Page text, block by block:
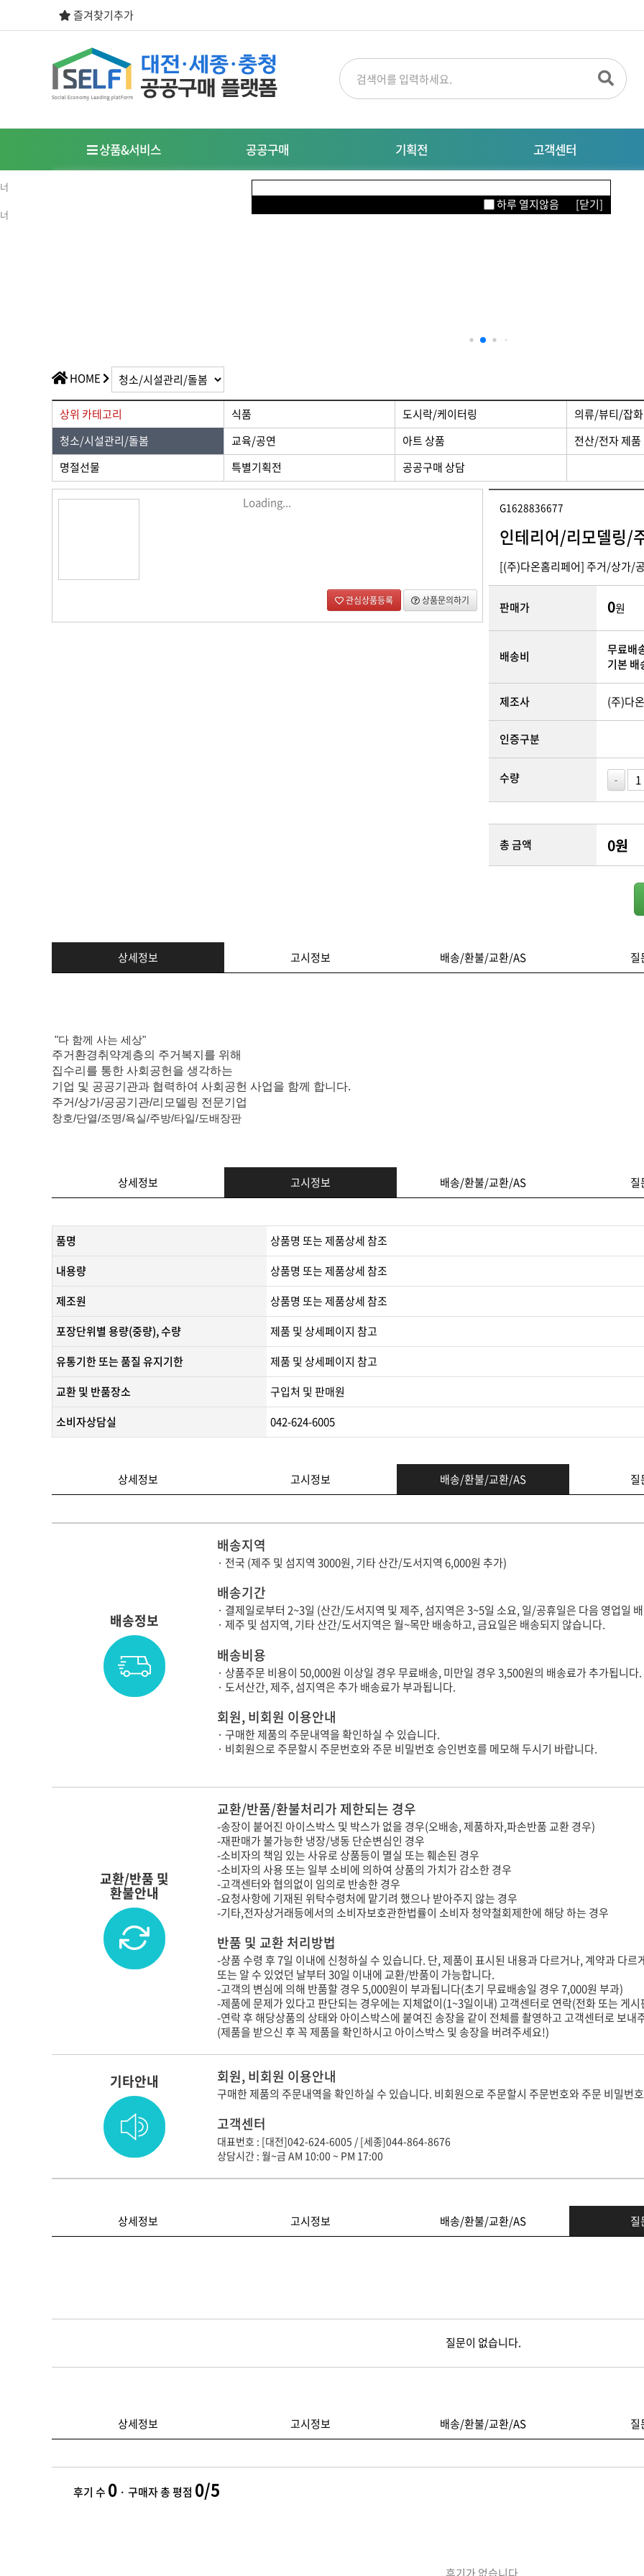
즐겨찾기추가
상품&서비스 공공구매
우선구매제도
사회적경제기업이란?
기획전
명절선물
특별기획전
고객센터
공지사항
대량주문문의
가치플러스
HOME
상위 카테고리 식품 도시락/케이터링
의류/뷰티/잡화
청소/시설관리/돌봄
교육/공연 아트 상품
전산/전자 제품
명절선물
특별기획전 공공구매 상담
Loading...
관심상품등록 상품문의하기
G1628836677
인테리어/리모델링/
[(주)다온홈리페어] 주거/상가/
판매가 0원
배송비
무료배
기본
제조사 (주)다
인증구분
수량 -
총 금액 0원
상세정보 고시정보 배송/환불/교환/AS 질
"다 함께 사는 세상"
주거환경취약계층의 주거복지를 위해
집수리를 통한 사회공헌을 생각하는
기업 및 공공기관과 협력하여 사회공헌 사업을 함께 합니다.
주거/상가/공공기관/리모델링 전문기업
창호/단열/조명/욕실/주방/타일/도배장판
상세정보 고시정보 배송/환불/교환/AS 질
품명
상품명 또는 제품상세 참조
내용량
상품명 또는 제품상세 참조
제조원
​상품명 또는 제품상세 참조​
포장단위별 용량(중량), 수량
제품 및 상세페이지 참고
유통기한 또는 품질 유지기한
​제품 및 상세페이지 참고​
교환 및 반품장소
구입처 및 판매원
소비자상담실
042-624-6005
상세정보 고시정보 배송/환불/교환/AS 질
배송정보
배송지역
· 전국 (제주 및 섬지역 3000원, 기타 산간/도서지역 6,000원 추가)
배송기간
· 결제일로부터 2~3일 (산간/도서지역 및 제주, 섬지역은 3~5일 소요, 일/공휴일은 다음 영업일
· 제주 및 섬지역, 기타 산간/도서지역은 월~목만 배송하고, 금요일은 배송되지 않습니다.
배송비용
· 상품주문 비용이 50,000원 이상일 경우 무료배송, 미만일 경우 3,500원의 배송료가 추가됩니다.
· 도서산간, 제주, 섬지역은 추가 배송료가 부과됩니다.
회원, 비회원 이용안내
· 구매한 제품의 주문내역을 확인하실 수 있습니다.
· 비회원으로 주문할시 주문번호와 주문 비밀번호 승인번호를 메모해 두시기 바랍니다.
교환/반품 및
환불안내
교환/반품/환불처리가 제한되는 경우
-송장이 붙어진 아이스박스 및 박스가 없을 경우(오배송, 제품하자,파손반품 교환 경우)
-재판매가 불가능한 냉장/냉동 단순변심인 경우
-소비자의 책임 있는 사유로 상품등이 멸실 또는 훼손된 경우
-소비자의 사용 또는 일부 소비에 의하여 상품의 가치가 감소한 경우
-고객센터와 협의없이 임의로 반송한 경우
-요청사항에 기재된 위탁수령처에 맡기려 했으나 받아주지 않는 경우
-기타,전자상거래등에서의 소비자보호관한법률이 소비자 청약철회제한에 해당 하는 경우
반품 및 교환 처리방법
-상품 수령 후 7일 이내에 신청하실 수 있습니다. 단, 제품이 표시된 내용과 다르거나, 계약과 다
또는 알 수 있었던 날부터 30일 이내에 교환/반품이 가능합니다.
-고객의 변심에 의해 반품할 경우 5,000원이 부과됩니다(초기 무료배송일 경우 7,000원 부과)
-제품에 문제가 있다고 판단되는 경우에는 지체없이(1~3일이내) 고객센터로 연락(전화 또는 게
-연락 후 해당상품의 상태와 아이스박스에 붙여진 송장을 같이 전체를 촬영하고 고객센터로 보
(제품을 받으신 후 꼭 제품을 확인하시고 아이스박스 및 송장을 버려주세요!)
기타안내 회원, 비회원 이용안내
구매한 제품의 주문내역을 확인하실 수 있습니다. 비회원으로 주문할시 주문번호와 주문 비밀번
고객센터
대표번호 : [대전]042-624-6005 / [세종]044-864-8676
상담시간 : 월~금 AM 10:00 ~ PM 17:00
상세정보 고시정보 배송/환불/교환/AS 질
질문이 없습니다.
상세정보 고시정보 배송/환불/교환/AS 질
후기 수 0 · 구매자 총 평점 0/5
후기가 없습니다.
하루 열지않음 [닫기]